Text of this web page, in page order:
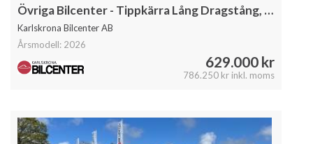
Övriga Bilcenter - Tippkärra Lång Dragstång, Singel hjul
Karlskrona Bilcenter AB
Årsmodell: 2026
629.000 kr
786.250 kr inkl. moms